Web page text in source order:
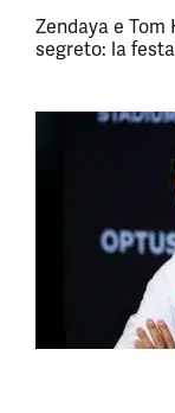
Zendaya e
segreto: la